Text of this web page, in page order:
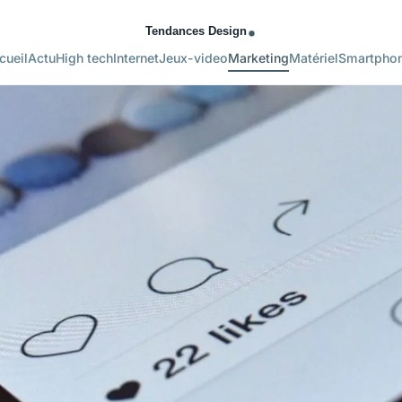
ActuHigh techInternetJeux-videoMarketingMatériel